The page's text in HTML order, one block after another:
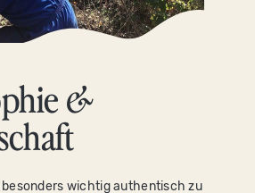
&
besonders wichtig authentisch zu